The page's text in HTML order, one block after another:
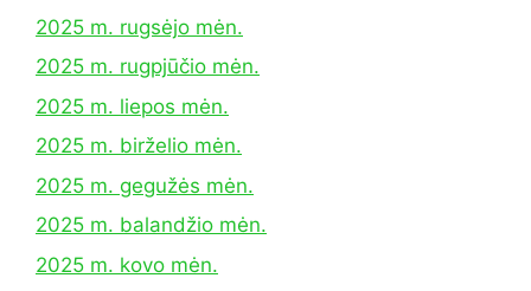
2025 m. rugsėjo mėn.
2025 m. rugpjūčio mėn.
2025 m. liepos mėn.
2025 m. birželio mėn.
2025 m. gegužės mėn.
2025 m. balandžio mėn.
2025 m. kovo mėn.